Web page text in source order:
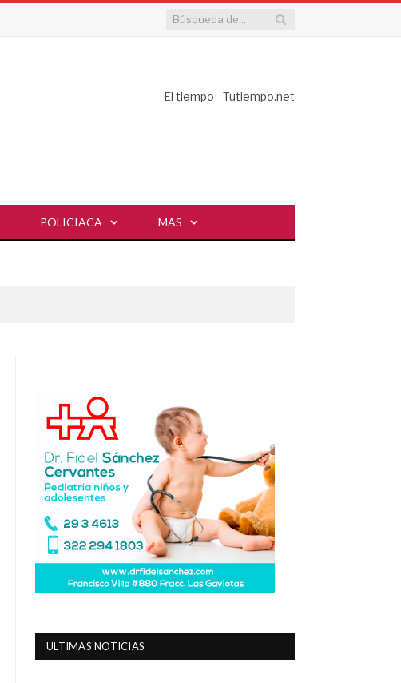
El tiempo - Tutiempo.net
POLICIACA MAS
ULTIMAS NOTICIAS